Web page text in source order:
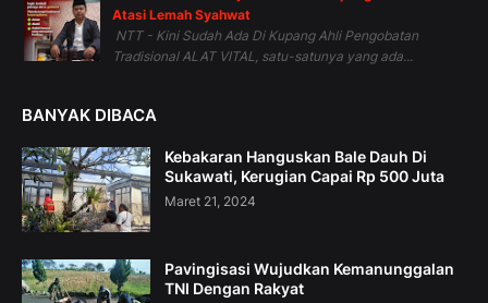
Atasi Lemah Syahwat
NTT - Kini Sudah Ada Di Kupang Ahli Pengobatan
Tradisional ALAT VITAL, satu-satunya yang ada...
BANYAK DIBACA
Kebakaran Hanguskan Bale Dauh Di
Sukawati, Kerugian Capai Rp 500 Juta
Maret 21, 2024
Pavingisasi Wujudkan Kemanunggalan
TNI Dengan Rakyat